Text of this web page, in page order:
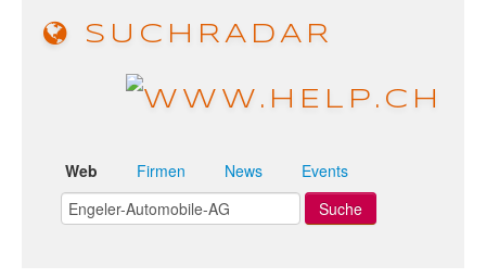
SUCHRADAR
Web Firmen News Events